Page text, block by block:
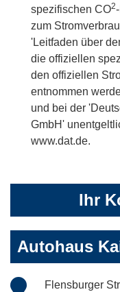
spezifischen CO2
zum
'Leitfaden über
die offiziellen
den offiziellen
entnommen
und bei der
GmbH'
www.dat.de.
Ihr
Autohaus
Flensburger